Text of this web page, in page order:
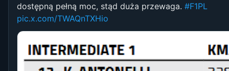
dostępną pełną moc, stąd duża przewaga. #F1PL
pic.x.com/TWAQnTXHio